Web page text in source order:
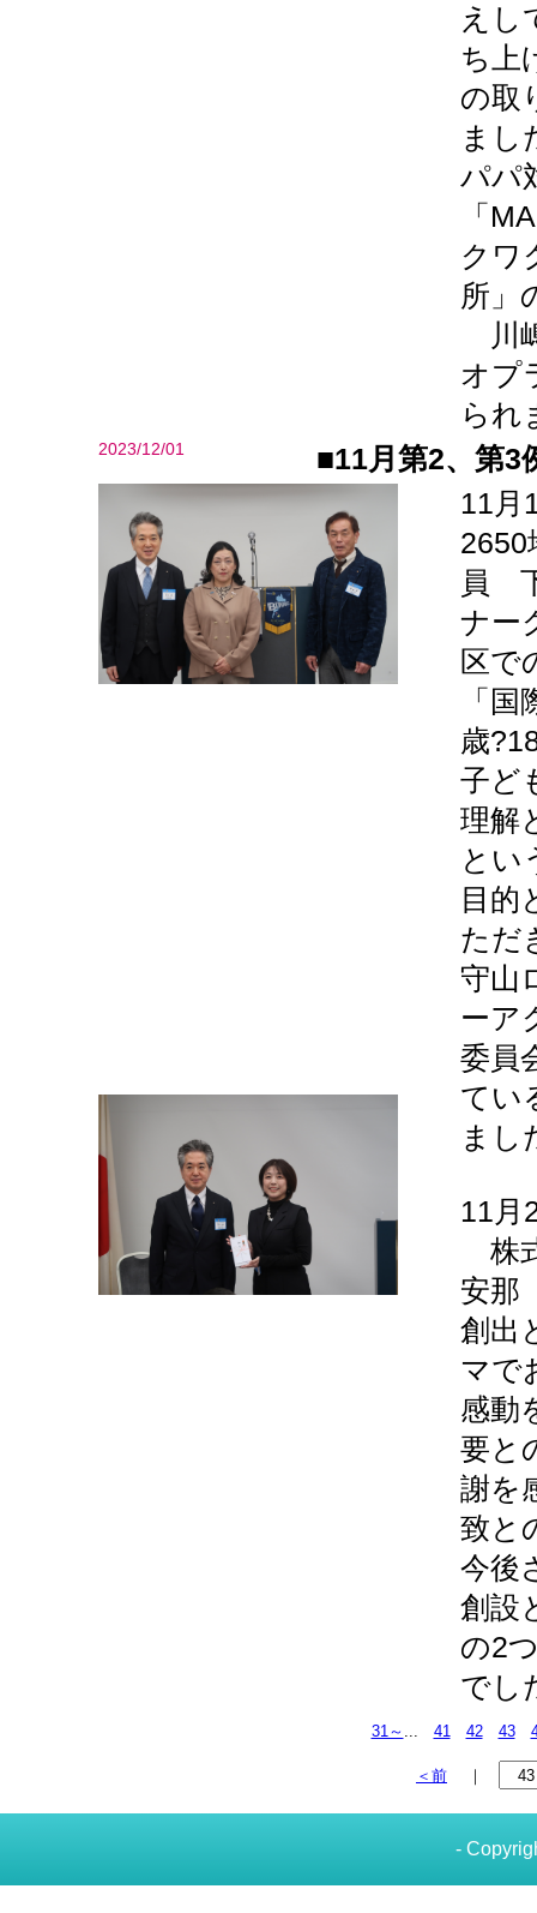
えし
ち上
の取
まし
パパ
「
クワ
所」
川
オプ
られ
2023/12/01
■11月第2、第3
11月
員
ナー
区で
「
歳
子ど
理解
とい
目的
ただ
守山
ーア
委員
てい
まし
11月
株
安那
創出
マで
感動
要と
謝を
致と
今後
創設
の2
でし
31～ ... 41 42 43
＜前 ｜
-